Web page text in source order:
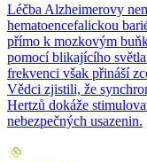
Léčba Alzheimerovy
hematoencefalickou
přímo k mozkovým
pomocí blikajícího
frekvenci však přináší
Vědci zjistili, že
Hertzů dokáže
nebezpečných usazenin.